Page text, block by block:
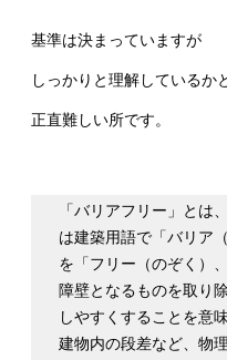
基準は決まっていますが
しっかりと理解しているか
正直難しい所です。
「バリアフリー」とは
は建築用語で「バリア（
を「フリー（のぞく）
障壁となるものを取り
しやすくすることを意
建物内の段差など、物